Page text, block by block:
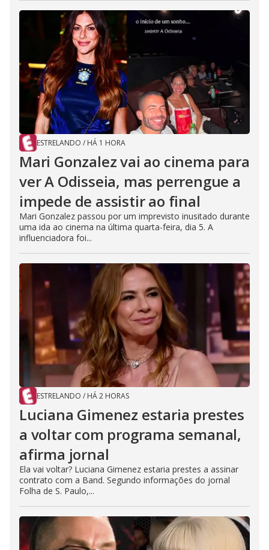
ESTRELANDO / HÁ 1 HORA
Mari Gonzalez vai ao cinema para
ver A Odisseia, mas perrengue a
impede de assistir ao final
Mari Gonzalez passou por um imprevisto inusitado durante
uma ida ao cinema na última quarta-feira, dia 5. A
influenciadora foi...
ESTRELANDO / HÁ 2 HORAS
Luciana Gimenez estaria prestes
a voltar com programa semanal,
afirma jornal
Ela vai voltar? Luciana Gimenez estaria prestes a assinar
contrato com a Band. Segundo informações do jornal
Folha de S. Paulo,...